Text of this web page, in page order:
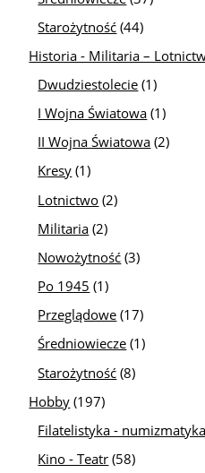
Starożytność (44)
Historia - Militaria –
Dwudziestolecie (1)
I Wojna Światowa (1)
II Wojna Światowa (2)
Kresy (1)
Lotnictwo (2)
Militaria (2)
Nowożytność (3)
Po 1945 (1)
Przeglądowe (17)
Średniowiecze (1)
Starożytność (8)
Hobby (197)
Filatelistyka - numizmatyka
Kino - Teatr (58)